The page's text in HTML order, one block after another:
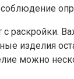
с раскройки.
изделия
можно